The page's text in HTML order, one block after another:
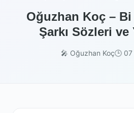
Oğuzhan Koç –
Şarkı Sözleri ve
🎤 Oğuzhan Koç🕒